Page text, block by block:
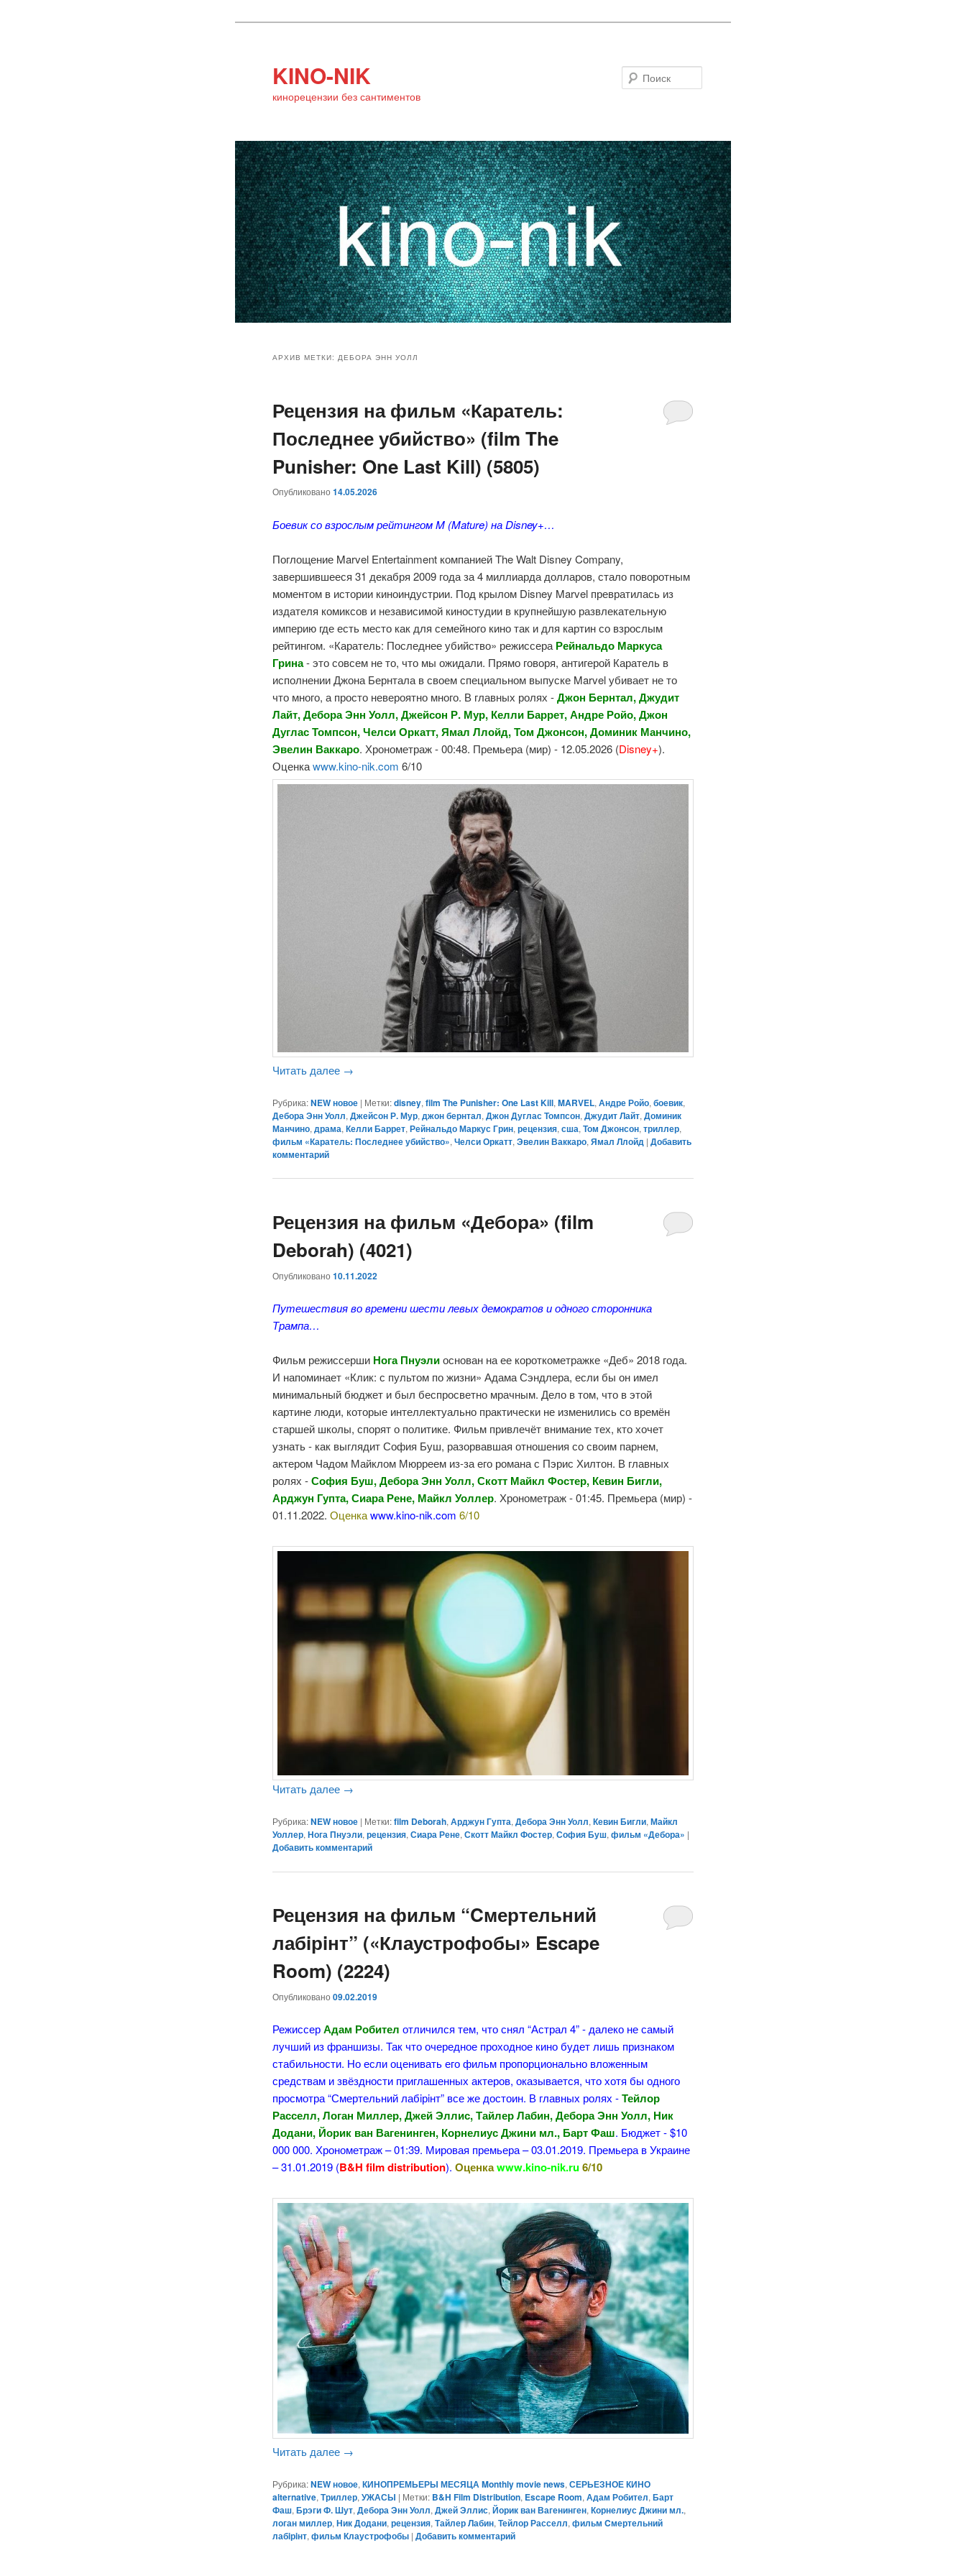
KINO-NIK
кинорецензии без сантиментов
основному
содержимому
дополнительному
содержимому
АРХИВ МЕТКИ: ДЕБОРА ЭНН УОЛЛ
Рецензия на фильм «Каратель:
Последнее убийство» (film The
Punisher: One Last Kill) (5805)
Опубликовано14.05.2026
Боевик со взрослым рейтингом M (Mature) на Disney+…
Поглощение Marvel Entertainment компанией The Walt Disney Company,
завершившееся 31 декабря 2009 года за 4 миллиарда долларов, стало поворотным
моментом в истории киноиндустрии. Под крылом Disney Marvel превратилась из
издателя комиксов и независимой киностудии в крупнейшую развлекательную
империю где есть место как для семейного кино так и для картин со взрослым
рейтингом. «Каратель: Последнее убийство» режиссера Рейнальдо Маркуса
Грина- это совсем не то, что мы ожидали. Прямо говоря, антигерой Каратель в
исполнении Джона Бернтала в своем специальном выпуске Marvel убивает не то
что много, а просто невероятно много. В главных ролях -Джон Бернтал, Джудит
Лайт, Дебора Энн Уолл, Джейсон Р. Мур, Келли Баррет, Андре Ройо, Джон
Дуглас Томпсон, Челси Оркатт, Ямал Ллойд, Том Джонсон, Доминик Манчино,
Эвелин Ваккаро. Хронометраж - 00:48. Премьера (мир) - 12.05.2026 (Disney+).
Оценкаwww.kino-nik.com 6/10
Читать далее →
Рубрика: NEW новое | Метки: disney,film The Punisher: One Last Kill,MARVEL,Андре Ройо,боевик,
Дебора Энн Уолл,Джейсон Р. Мур,джон бернтал,Джон Дуглас Томпсон,Джудит Лайт,Доминик
Манчино,драма,Келли Баррет,Рейнальдо Маркус Грин,рецензия,сша,Том Джонсон,триллер,
фильм «Каратель: Последнее убийство»,Челси Оркатт,Эвелин Ваккаро,Ямал Ллойд |Добавить
комментарий
Рецензия на фильм «Дебора» (film
Deborah) (4021)
Опубликовано10.11.2022
Путешествия во времени шести левых демократов и одного сторонника
Трампа…
Фильм режиссерши Нога Пнуэлиоснован на ее короткометражке «Деб» 2018 года.
И напоминает «Клик: с пультом по жизни» Адама Сэндлера, если бы он имел
минимальный бюджет и был беспросветно мрачным. Дело в том, что в этой
картине люди, которые интеллектуально практически не изменились со времён
старшей школы, спорят о политике. Фильм привлечёт внимание тех, кто хочет
узнать - как выглядит София Буш, разорвавшая отношения со своим парнем,
актером Чадом Майклом Мюрреем из-за его романа с Пэрис Хилтон. В главных
ролях -София Буш, Дебора Энн Уолл, Скотт Майкл Фостер, Кевин Бигли,
Арджун Гупта, Сиара Рене, Майкл Уоллер. Хронометраж - 01:45. Премьера (мир) -
01.11.2022.Оценкаwww.kino-nik.com 6/10
Читать далее →
Рубрика: NEW новое | Метки: film Deborah,Арджун Гупта,Дебора Энн Уолл,Кевин Бигли,Майкл
Уоллер,Нога Пнуэли,рецензия,Сиара Рене,Скотт Майкл Фостер,София Буш,фильм «Дебора» |
Добавить комментарий
Рецензия на фильм “Cмертельний
лабiрiнт” («Клаустрофобы» Escape
Room) (2224)
Опубликовано09.02.2019
РежиссерАдам Робител отличился тем, что снял “Астрал 4” - далеко не самый
лучший из франшизы. Так что очередное проходное кино будет лишь признаком
стабильности. Но если оценивать его фильм пропорционально вложенным
средствам и звёздности приглашенных актеров, оказывается, что хотя бы одного
просмотра “Смертельний лабiрiнт” все же достоин. В главных ролях -Тейлор
Расселл, Логан Миллер, Джей Эллис, Тайлер Лабин, Дебора Энн Уолл, Ник
Додани, Йорик ван Вагенинген, Корнелиус Джини мл., Барт Фаш. Бюджет - $10
000 000. Хронометраж – 01:39. Мировая премьера – 03.01.2019. Премьера в Украине
– 31.01.2019 (B&H film distribution).Оценкаwww.kino-nik.ru6/10
Читать далее →
Рубрика: NEW новое,КИНОПРЕМЬЕРЫ МЕСЯЦА Monthly movie news,СЕРЬЕЗНОЕ КИНО
alternative,Триллер,УЖАСЫ | Метки: B&H Film Distribution, Escape Room,Адам Робител,Барт
Фаш,Брэги Ф. Шут,Дебора Энн Уолл,Джей Эллис,Йорик ван Вагенинген,Корнелиус Джини мл.,
логан миллер,Ник Додани,рецензия,Тайлер Лабин,Тейлор Расселл,фильм Cмертельний
лабiрiнт,фильм Клаустрофобы |Добавить комментарий